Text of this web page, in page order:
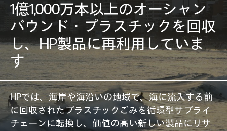
1億1,000万本以上のオーシャン
バウンド・プラスチックを回収
し、HP製品に再利用していま
す
HPでは、海岸や海沿いの地域で、海に流入する前
に回収されたプラスチックごみを循環型サプライ
チェーンに転換し、価値の高い新しい製品にリサ